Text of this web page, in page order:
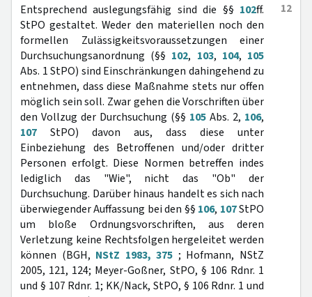
12
Entsprechend auslegungsfähig sind die §§ 102ff.
StPO gestaltet. Weder den materiellen noch den
formellen Zulässigkeitsvoraussetzungen einer
Durchsuchungsanordnung (§§ 102, 103, 104, 105
Abs. 1 StPO) sind Einschränkungen dahingehend zu
entnehmen, dass diese Maßnahme stets nur offen
möglich sein soll. Zwar gehen die Vorschriften über
den Vollzug der Durchsuchung (§§ 105 Abs. 2, 106,
107 StPO) davon aus, dass diese unter
Einbeziehung des Betroffenen und/oder dritter
Personen erfolgt. Diese Normen betreffen indes
lediglich das "Wie", nicht das "Ob" der
Durchsuchung. Darüber hinaus handelt es sich nach
überwiegender Auffassung bei den §§ 106, 107StPO
um bloße Ordnungsvorschriften, aus deren
Verletzung keine Rechtsfolgen hergeleitet werden
können (BGH, NStZ 1983, 375 ; Hofmann, NStZ
2005, 121, 124; Meyer-Goßner, StPO, § 106 Rdnr. 1
und § 107 Rdnr. 1; KK/Nack, StPO, § 106 Rdnr. 1 und